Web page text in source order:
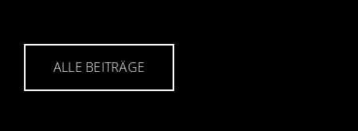
ALLE BEITRÄGE